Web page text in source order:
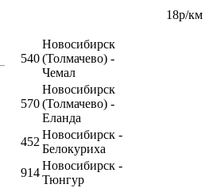
18р/км
540
Новосибирск
(Толмачево) -
Чемал
570
Новосибирск
(Толмачево) -
Еланда
452
Новосибирск -
Белокуриха
914
Новосибирск -
Тюнгур